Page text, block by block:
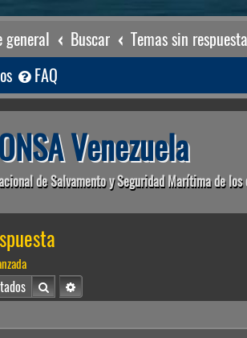
general Buscar Temas sin respuesta
FAQ
Venezuela
de Salvamento y Seguridad Marítima de
BuscarBúsqueda avanzada